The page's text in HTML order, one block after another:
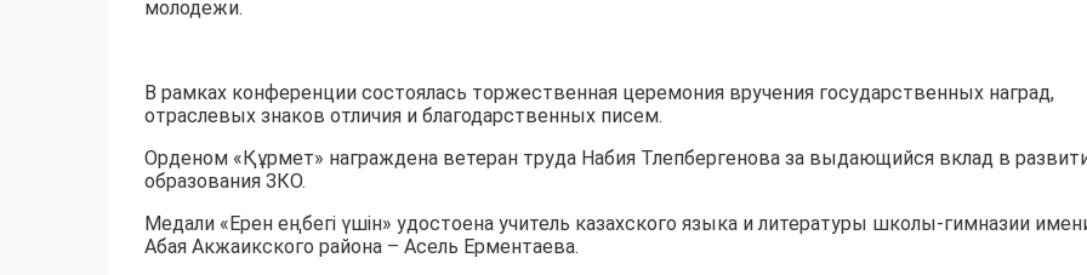
молодежи.
В рамках конференции состоялась торжественная церемония вручения государственных наград,
отраслевых знаков отличия и благодарственных писем.
Орденом «Құрмет» награждена ветеран труда Набия Тлепбергенова за выдающийся вклад в
образования ЗКО.
Медали «Ерен еңбегі үшін» удостоена учитель казахского языка и литературы школы-гимназии
Абая Акжаикского района – Асель Ерментаева.